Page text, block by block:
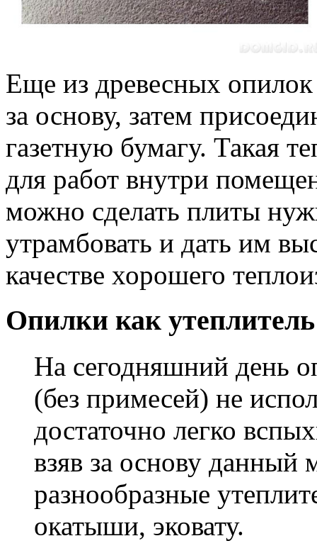
Еще из древесных
за основу, затем
газетную бумагу. Такая
для работ внутри
можно сделать плиты
утрамбовать и дать им
качестве хорошего
Опилки как
На сегодняшний день
(без примесей) не
достаточно легко
взяв за основу данный
разнообразные
окатыши, эковату.